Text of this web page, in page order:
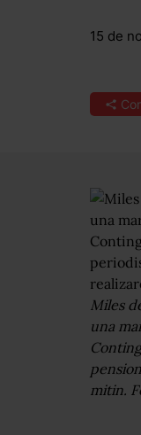
15 de
Miles
una
mitin.